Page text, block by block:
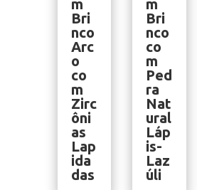
m
Bri
nco
Arc
o
co
m
Zirc
ôni
as
Lap
ida
das
m
Bri
nco
co
m
Ped
ra
Nat
ural
Láp
is-
Laz
úli